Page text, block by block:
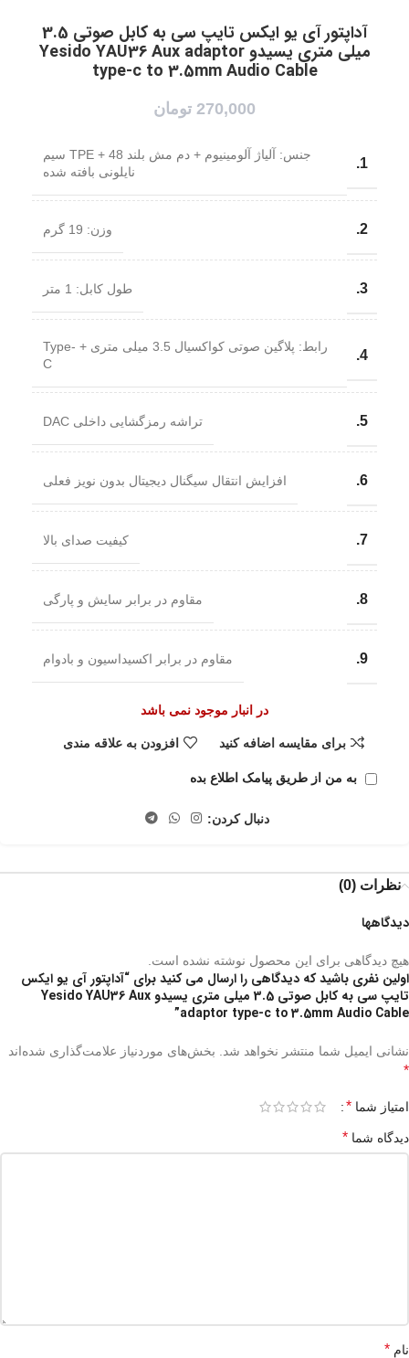
آداپتور آی یو ایکس تایپ سی به کابل صوتی 3.5
میلی متری یسیدو Yesido YAU36 Aux adaptor
type-c to 3.5mm Audio Cable
270,000 تومان
1.
جنس: آلیاژ آلومینیوم + دم مش بلند TPE + 48 سیم
نایلونی بافته شده
2. وزن: 19 گرم
3. طول کابل: 1 متر
4.
رابط: پلاگین صوتی کواکسیال 3.5 میلی متری + Type-
C
5. تراشه رمزگشایی داخلی DAC
6. افزایش انتقال سیگنال دیجیتال بدون نویز فعلی
7. کیفیت صدای بالا
8. مقاوم در برابر سایش و پارگی
9. مقاوم در برابر اکسیداسیون و بادوام
در انبار موجود نمی باشد
برای مقایسه اضافه کنید افزودن به علاقه مندی
به من از طریق پیامک اطلاع بده
دنبال کردن:
نظرات (0)
دیدگاهها
هیچ دیدگاهی برای این محصول نوشته نشده است.
اولین نفری باشید که دیدگاهی را ارسال می کنید برای “آداپتور آی یو ایکس
تایپ سی به کابل صوتی 3.5 میلی متری یسیدو Yesido YAU36 Aux
adaptor type-c to 3.5mm Audio Cable”
نشانی ایمیل شما منتشر نخواهد شد. بخش‌های موردنیاز علامت‌گذاری شده‌اند
*
امتیاز شما *
دیدگاه شما *
نام *